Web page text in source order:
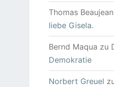
Thomas Beaujean
liebe Gisela.
Bernd Maqua zu
Demokratie
Norbert Greuel